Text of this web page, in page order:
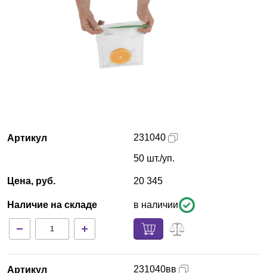
Производители
Доставка и оплата
Контакты
Артикул
Цена, руб.
Наличие на складе
231040
50 шт./уп.
20 345
в наличии
Артикул 231040вв